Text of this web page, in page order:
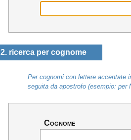
2. ricerca per cognome
Per cognomi con lettere accentate
seguita da apostrofo (esempio: per
Cognome